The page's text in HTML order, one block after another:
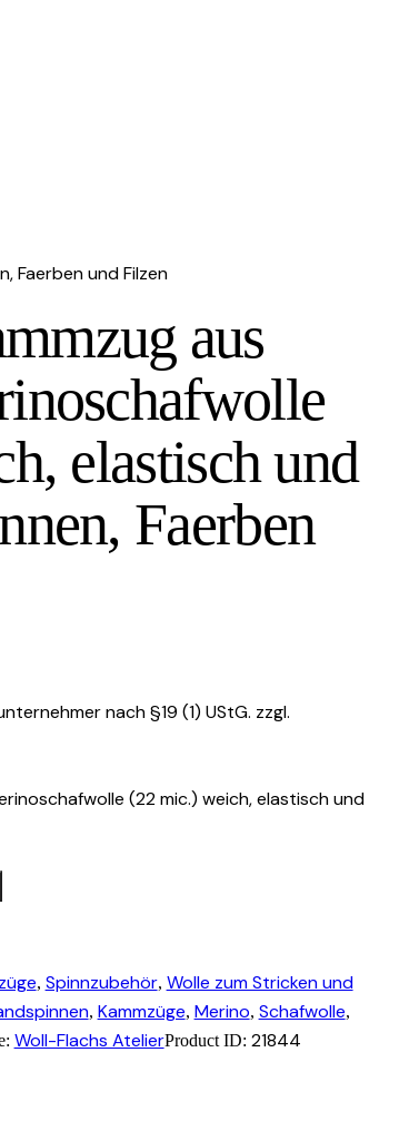
Faerben und Filzen
aus
elastisch und
Faerben
nach §19 (1) UStG. zzgl.
(22 mic.) weich, elastisch und
, Spinnzubehör, Wolle zum Stricken und
, Kammzüge, Merino, Schafwolle,
Woll-Flachs AtelierProduct ID: 21844